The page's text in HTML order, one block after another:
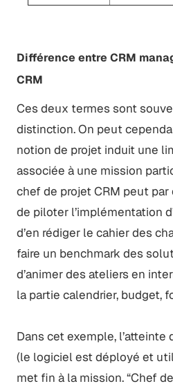
Différence entre CRM
CRM
Ces deux termes sont
distinction. On peut
notion de projet induit une
associée à une mission
chef de projet CRM peut
de piloter l’implémentation
d’en rédiger le cahier des
faire un benchmark des
d’animer des ateliers en
la partie calendrier, budget,
Dans cet exemple,
(le logiciel est déployé et
met fin à la mission. “Chef